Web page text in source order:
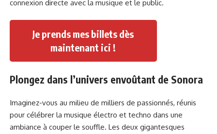
connexion directe avec la musique et le public.
Je prends mes billets dès
maintenant ici !
Plongez dans l’univers envoûtant de Sonora
Imaginez-vous au milieu de milliers de passionnés, réunis
pour célébrer la musique électro et techno dans une
ambiance à couper le souffle. Les deux gigantesques